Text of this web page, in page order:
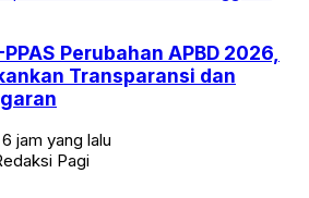
Perubahan APBD 2026,
Transparansi dan
jam yang lalu
Pagi